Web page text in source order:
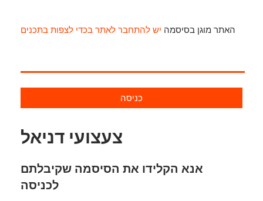
האתר מוגן בסיסמה יש להתחבר לאתר בכדי לצפות בתכנים
כניסה
צעצועי דניאל
אנא הקלידו את הסיסמה שקיבלתם
לכניסה